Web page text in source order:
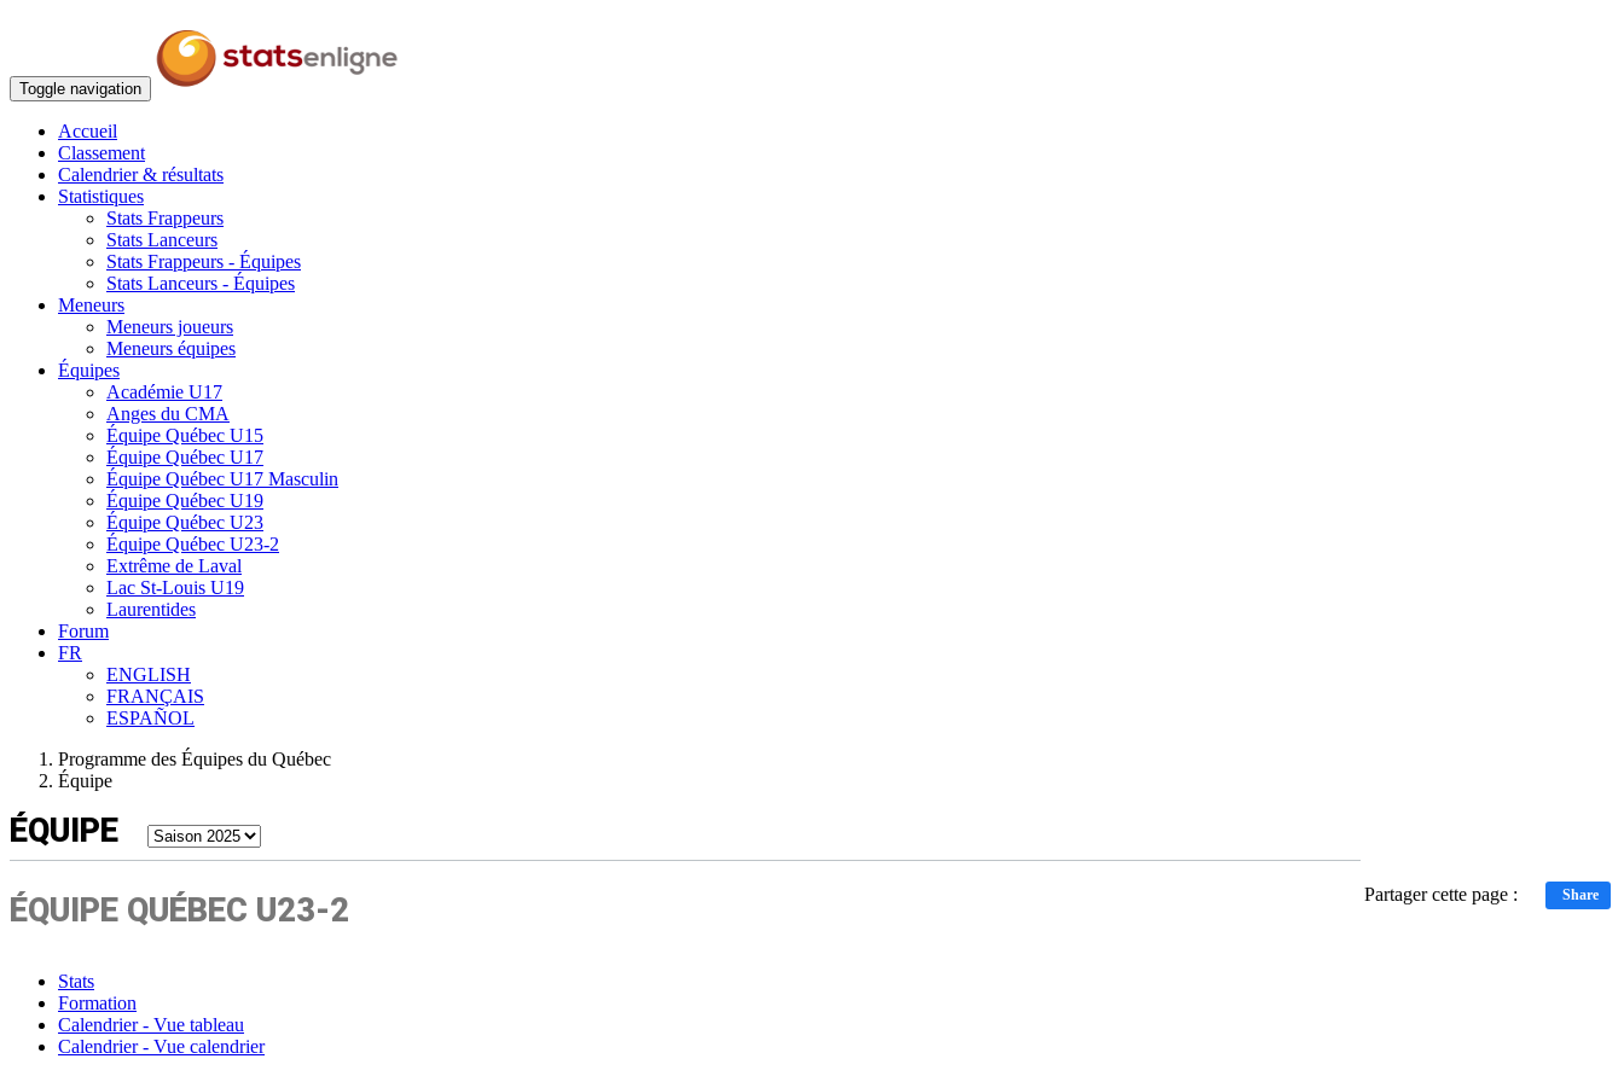
Toggle navigation
Accueil
Classement
Calendrier & résultats
Statistiques
Stats Frappeurs
Stats Lanceurs
Stats Frappeurs - Équipes
Stats Lanceurs - Équipes
Meneurs
Meneurs joueurs
Meneurs équipes
Équipes
Académie U17
Anges du CMA
Équipe Québec U15
Équipe Québec U17
Équipe Québec U17 Masculin
Équipe Québec U19
Équipe Québec U23
Équipe Québec U23-2
Extrême de Laval
Lac St-Louis U19
Laurentides
Forum
FR
ENGLISH
FRANÇAIS
ESPAÑOL
Programme des Équipes du Québec
Équipe
ÉQUIPE
Partager cette page : Share
ÉQUIPE QUÉBEC U23-2
Stats
Formation
Calendrier - Vue tableau
Calendrier - Vue calendrier